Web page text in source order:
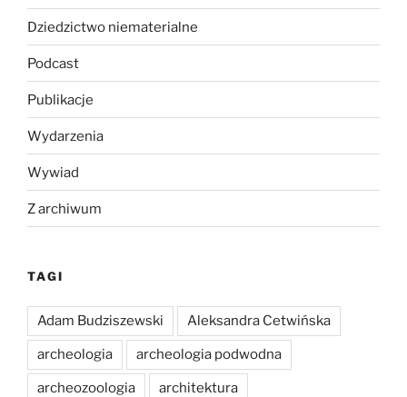
Dziedzictwo niematerialne
Podcast
Publikacje
Wydarzenia
Wywiad
Z archiwum
TAGI
Adam Budziszewski Aleksandra Cetwińska
archeologia archeologia podwodna
archeozoologia architektura